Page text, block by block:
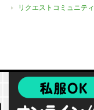
リクエストコミュニティ